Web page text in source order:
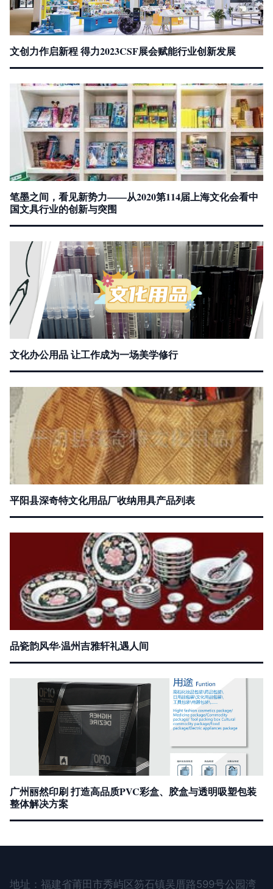
文创力作启新程 得力2023CSF展会赋能行业创新发展
笔墨之间，看见新势力——从2020第114届上海文化会看中
国文具行业的创新与突围
文化办公用品 让工作成为一场美学修行
平阳县深奇特文化用品厂收纳用具产品列表
品瓷韵风华·温州吉雅轩礼遇人间
广州丽然印刷 打造高品质PVC彩盒、胶盒与透明吸塑包装
整体解决方案
地址：福建省莆田市秀屿区笏石镇吴厝路599号公园湾